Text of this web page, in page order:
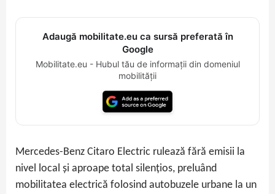
Adaugă mobilitate.eu ca sursă preferată în
Google
Mobilitate.eu - Hubul tău de informații din domeniul
mobilității
Mercedes-Benz Citaro Electric rulează fără emisii la
nivel local și aproape total silențios, preluând
mobilitatea electrică folosind autobuzele urbane la un